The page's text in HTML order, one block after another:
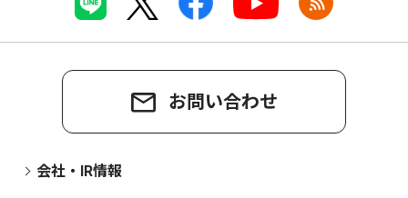
お問い合わせ
会社・IR情報